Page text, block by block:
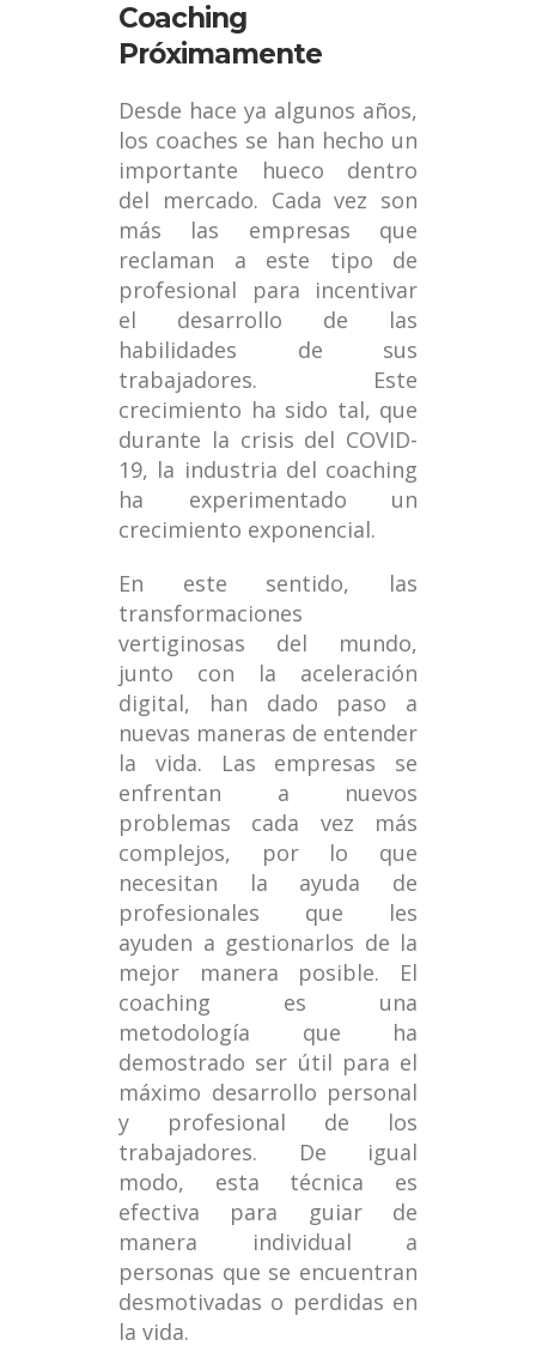
Coaching
Próximamente
Desde hace ya algunos años,
los coaches se han hecho un
importante hueco dentro
del mercado. Cada vez son
más las empresas que
reclaman a este tipo de
profesional para incentivar
el desarrollo de las
habilidades de sus
trabajadores. Este
crecimiento ha sido tal, que
durante la crisis del COVID-
19, la industria del coaching
ha experimentado un
crecimiento exponencial.
En este sentido, las
transformaciones
vertiginosas del mundo,
junto con la aceleración
digital, han dado paso a
nuevas maneras de entender
la vida. Las empresas se
enfrentan a nuevos
problemas cada vez más
complejos, por lo que
necesitan la ayuda de
profesionales que les
ayuden a gestionarlos de la
mejor manera posible. El
coaching es una
metodología que ha
demostrado ser útil para el
máximo desarrollo personal
y profesional de los
trabajadores. De igual
modo, esta técnica es
efectiva para guiar de
manera individual a
personas que se encuentran
desmotivadas o perdidas en
la vida.